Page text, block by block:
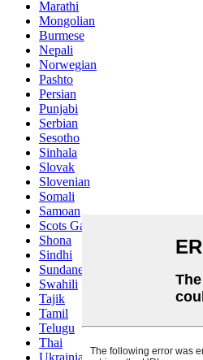
Marathi
Mongolian
Burmese
Nepali
Norwegian
Pashto
Persian
Punjabi
Serbian
Sesotho
Sinhala
Slovak
Slovenian
Somali
Samoan
Scots Gaelic
Shona
Sindhi
Sundanese
Swahili
Tajik
Tamil
Telugu
Thai
Ukrainian